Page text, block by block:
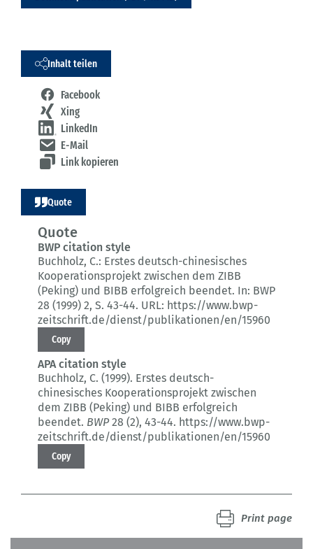
Inhalt teilen
Facebook
Xing
LinkedIn
E-Mail
Link kopieren
Quote
Quote
BWP citation style
Buchholz, C.: Erstes deutsch-chinesisches
Kooperationsprojekt zwischen dem ZIBB
(Peking) und BIBB erfolgreich beendet. In: BWP
28 (1999) 2, S. 43-44. URL: https://www.bwp-
zeitschrift.de/dienst/publikationen/en/15960
Copy
APA citation style
Buchholz, C. (1999). Erstes deutsch-
chinesisches Kooperationsprojekt zwischen
dem ZIBB (Peking) und BIBB erfolgreich
beendet. BWP28 (2), 43-44. https://www.bwp-
zeitschrift.de/dienst/publikationen/en/15960
Copy
Print page